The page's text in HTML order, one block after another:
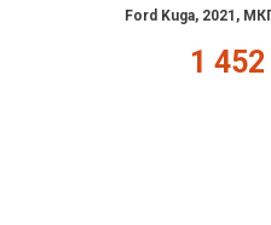
Ford Kuga, 2021,
1